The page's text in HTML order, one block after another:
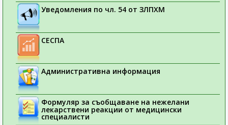
Уведомления по чл. 54 от ЗЛПХМ
СЕСПА
Административна информация
Формуляр за съобщаване на нежелани
лекарствени реакции от медицински
специалисти